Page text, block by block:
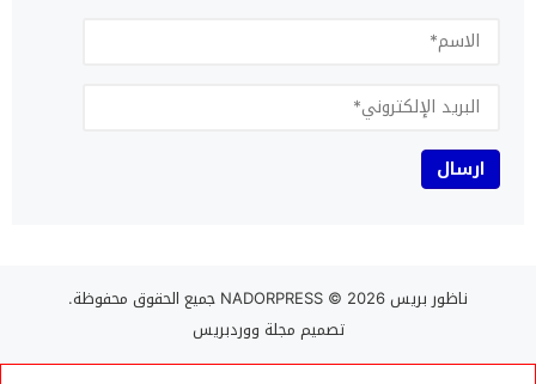
ناظور بريس NADORPRESS© 2026 جميع الحقوق محفوظة.
تصميم مجلة ووردبريس